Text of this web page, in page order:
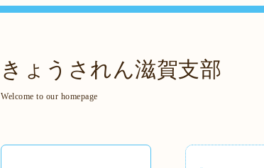
きょうされん滋賀支部
Welcome to our homepage